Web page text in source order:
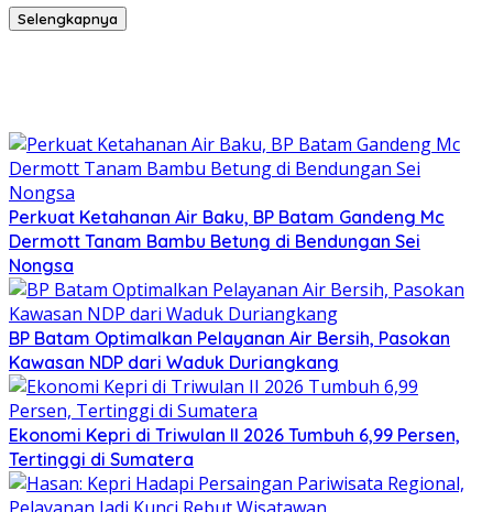
Selengkapnya
Perkuat Ketahanan Air Baku, BP Batam Gandeng Mc
Dermott Tanam Bambu Betung di Bendungan Sei
Nongsa
BP Batam Optimalkan Pelayanan Air Bersih, Pasokan
Kawasan NDP dari Waduk Duriangkang
Ekonomi Kepri di Triwulan II 2026 Tumbuh 6,99 Persen,
Tertinggi di Sumatera